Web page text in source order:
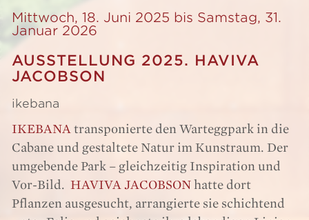
Mittwoch, 18. Juni 2025 bis Samstag, 31.
Januar 2026
AUSSTELLUNG 2025. HAVIVA
JACOBSON
ikebana
IKEBANA transponierte den Warteggpark in die
Cabane und gestaltete Natur im Kunstraum. Der
umgebende Park – gleichzeitig Inspiration und
Vor-Bild. HAVIVA JACOBSON hatte dort
Pflanzen ausgesucht, arrangierte sie schichtend